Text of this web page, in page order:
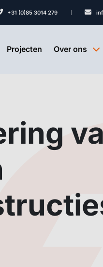
+31 (0)85 3014 279
Projecten Over ons